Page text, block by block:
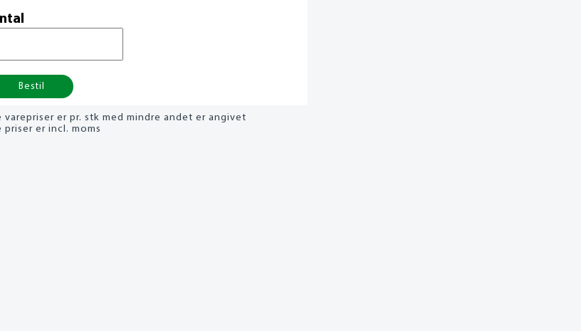
Bestil
varepriser er pr. stk med mindre andet er angivet
priser er incl. moms